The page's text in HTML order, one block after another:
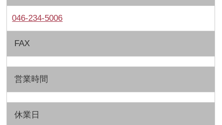
046-234-5006
FAX
営業時間
休業日